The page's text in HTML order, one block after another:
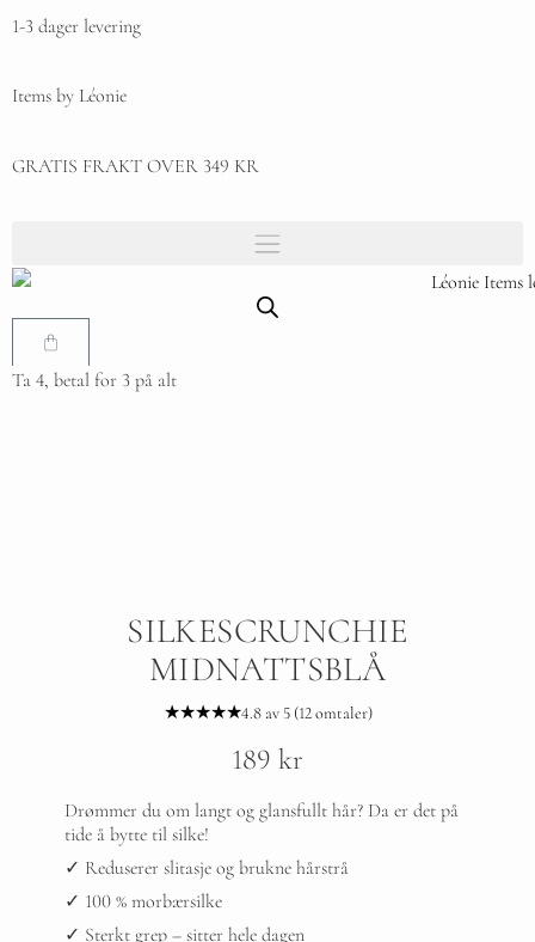
1-3 dager levering
Items by Léonie
GRATIS FRAKT OVER 349 KR
Ta 4, betal for 3 på alt
SILKESCRUNCHIE
MIDNATTSBLÅ
★★★★★4.8 av 5 (12 omtaler)
189 kr
Drømmer du om langt og glansfullt hår? Da er det på
tide å bytte til silke!
✓ Reduserer slitasje og brukne hårstrå
✓ 100 % morbærsilke
✓ Sterkt grep – sitter hele dagen